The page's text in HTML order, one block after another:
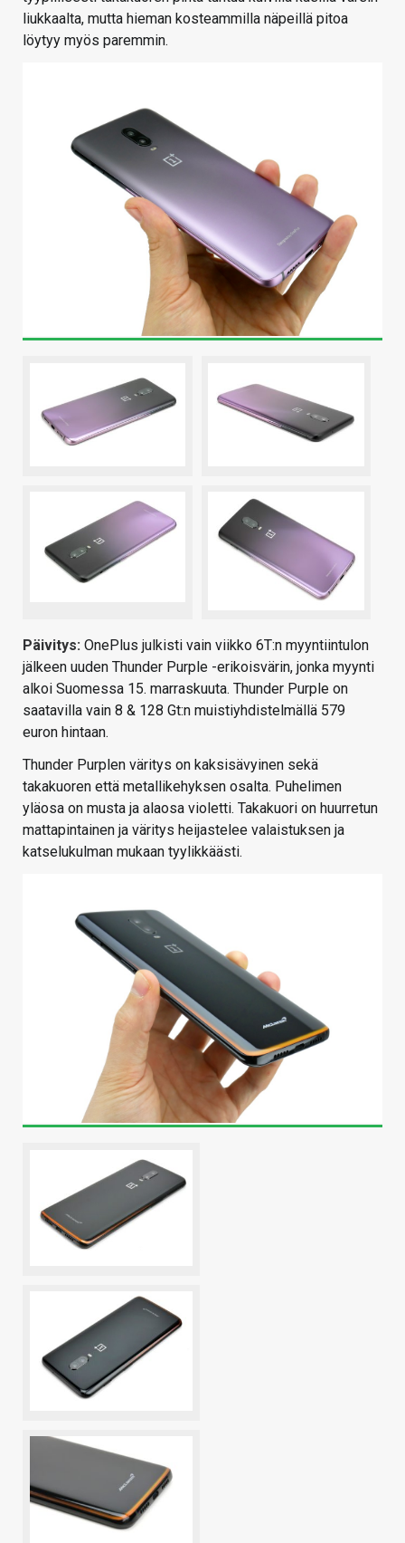
liukkaalta, mutta hieman kosteammilla näpeillä pitoa
löytyy myös paremmin.
Päivitys: OnePlus julkisti vain viikko 6T:n myyntiintulon
jälkeen uuden Thunder Purple -erikoisvärin, jonka myynti
alkoi Suomessa 15. marraskuuta. Thunder Purple on
saatavilla vain 8 & 128 Gt:n muistiyhdistelmällä 579
euron hintaan.
Thunder Purplen väritys on kaksisävyinen sekä
takakuoren että metallikehyksen osalta. Puhelimen
yläosa on musta ja alaosa violetti. Takakuori on huurretun
mattapintainen ja väritys heijastelee valaistuksen ja
katselukulman mukaan tyylikkäästi.